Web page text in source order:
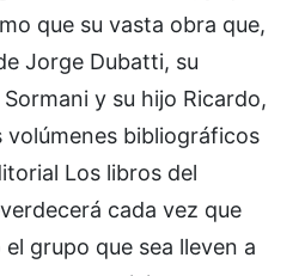
que su vasta obra que,
Jorge Dubatti, su
y su hijo Ricardo,
volúmenes bibliográficos
Los libros del
cada vez que
grupo que sea lleven a